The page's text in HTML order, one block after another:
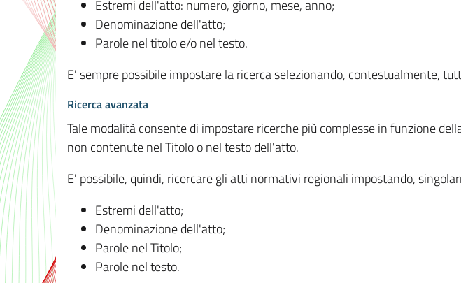
Estremi dell'atto: numero, giorno, mese, anno;
Denominazione dell'atto;
Parole nel titolo e/o nel testo.
E' sempre possibile impostare la ricerca selezionando, contestualmente,
Ricerca avanzata
Tale modalità consente di impostare ricerche più complesse in funzione
non contenute nel Titolo o nel testo dell'atto.
E' possibile, quindi, ricercare gli atti normativi regionali impostando,
Estremi dell'atto;
Denominazione dell'atto;
Parole nel Titolo;
Parole nel testo.